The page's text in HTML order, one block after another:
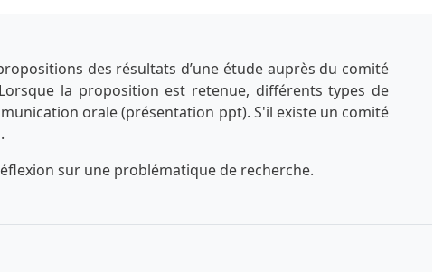
des résultats d’une étude auprès du comité
la proposition est retenue, différents types de
orale (présentation ppt). S'il existe un comité
sur une problématique de recherche.